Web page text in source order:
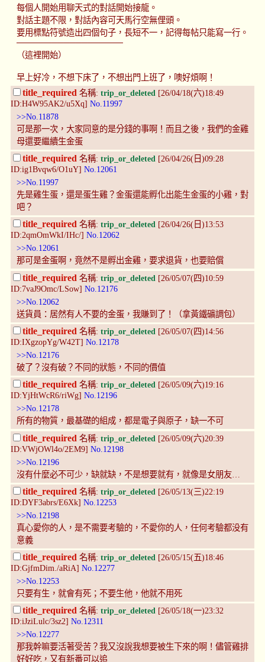
每個人開始用聊天式的對話開始接龍。
對話主題不限，對話內容可天馬行空無俚頭。
要用標點符號造出四個句子，長短不一，記得每帖只能寫一行。
──────────────────
（這裡開始）
早上好冷，不想下床了，不想出門上班了，噢好煩啊！
title_required 名稱: trip_or_deleted [26/04/18(六)18:49
ID:H4W95AK2/u5Xq] No.11997
>>No.11878
可是那一次，大家同意的是分錢的事啊！而且之後，我們的金雞
母還要繼續生金蛋
title_required 名稱: trip_or_deleted [26/04/26(日)09:28
ID:ig1Bvqw6/O1uY] No.12061
>>No.11997
先是雞生蛋，還是蛋生雞？金蛋還能孵化出能生金蛋的小雞，對
吧？
title_required 名稱: trip_or_deleted [26/04/26(日)13:53
ID:2qmOmWkI/IHc/] No.12062
>>No.12061
那可是金蛋啊，竟然不是孵出金雞，要求退貨，也要賠償
title_required 名稱: trip_or_deleted [26/05/07(四)10:59
ID:7vaJ9Omc/LSow] No.12176
>>No.12062
送貨員：居然有人不要的金蛋，我賺到了！（拿黃鐵礦調包）
title_required 名稱: trip_or_deleted [26/05/07(四)14:56
ID:IXgzopYg/W42T] No.12178
>>No.12176
破了？沒有破？不同的狀態，不同的價值
title_required 名稱: trip_or_deleted [26/05/09(六)19:16
ID:YjHtWcR6/riWg] No.12196
>>No.12178
所有的物質，最基礎的組成，都是電子與原子，缺一不可
title_required 名稱: trip_or_deleted [26/05/09(六)20:39
ID:VWjOWl4o/2EM9] No.12198
>>No.12196
沒有什麼必不可少，缺就缺，不是想要就有，就像是女朋友…
title_required 名稱: trip_or_deleted [26/05/13(三)22:19
ID:DYF3abrs/E6Xk] No.12253
>>No.12198
真心愛你的人，是不需要考驗的，不愛你的人，任何考驗都没有
意義
title_required 名稱: trip_or_deleted [26/05/15(五)18:46
ID:GjfmDim./aRiA] No.12277
>>No.12253
只要有生，就會有死；不要生他，他就不用死
title_required 名稱: trip_or_deleted [26/05/18(一)23:32
ID:iJziLulc/3sz2] No.12311
>>No.12277
那我幹嘛要活著受苦？我又沒說我想要被生下來的啊！儘管雞排
好好吃，又有新番可以追